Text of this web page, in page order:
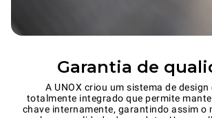
Garantia de
A UNOX criou um sistema de
totalmente integrado que permite
chave internamente, garantindo assim o